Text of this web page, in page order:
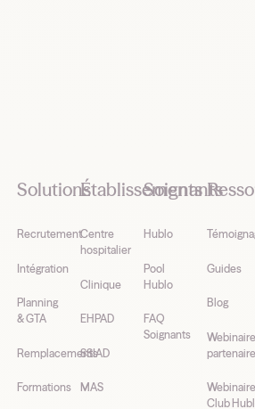
Solutions
Recrutement
Intégration
Planning
& GTA
Remplacements
Formations
Établissements
Centre
hospitalier
Clinique
EHPAD
SSIAD
MAS
Soignants
Hublo
Pool
Hublo
FAQ
Soignants
Guides
Blog
Club